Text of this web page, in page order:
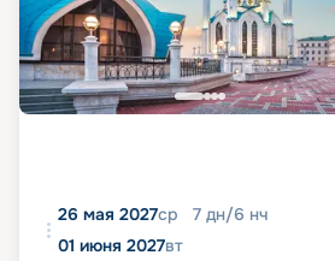
26 мая 2027ср 7 дн/6 нч
01 июня 2027вт